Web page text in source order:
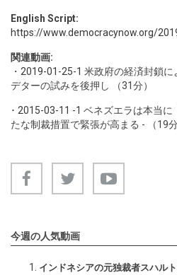
English Script:
https://www.democracynow.org/
関連動画:
・ 2019-01-25-1 米政府の経済封鎖に
デターの試みを後押し （31分）
･ 2015-03-11 -1 ベネズエラは本当に
たな制裁措置で緊張が高まる - （19分
今週の人気動画
インドネシアの元独裁者スハル